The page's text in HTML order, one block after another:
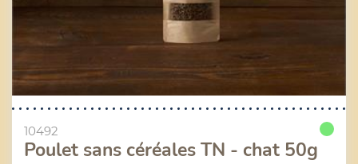
10492
Poulet sans céréales TN - chat 50g